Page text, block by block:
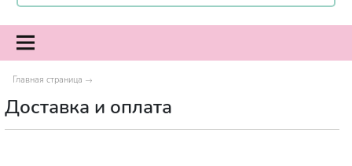
Главная страница
Доставка и оплата